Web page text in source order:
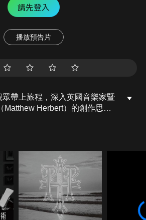
請先登入
播放預告片
眾帶上旅程，深入英國音樂家暨
Matthew Herbert）的創作思
親身感受赫伯特如何從生活中
，提煉出音樂。他為何如此著
改變我們「聆聽世界」的方
觀賞本片之後，我們將不只重
傾聽這個世界，以一種我們從